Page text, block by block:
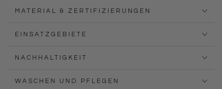
MATERIAL & ZERTIFIZIERUNGEN
EINSATZGEBIETE
NACHHALTIGKEIT
WASCHEN UND PFLEGEN